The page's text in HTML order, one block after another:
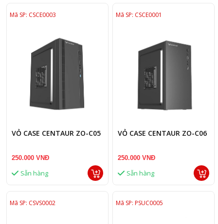
Mã SP: CSCE0003
VỎ CASE CENTAUR ZO-C05
250.000 VNĐ
Sẵn hàng
Mã SP: CSCE0001
VỎ CASE CENTAUR ZO-C06
250.000 VNĐ
Sẵn hàng
Mã SP: CSVS0002 Mã SP: PSUC0005